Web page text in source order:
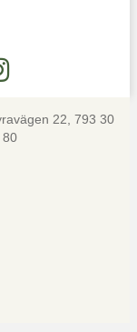
22, 793 30
80